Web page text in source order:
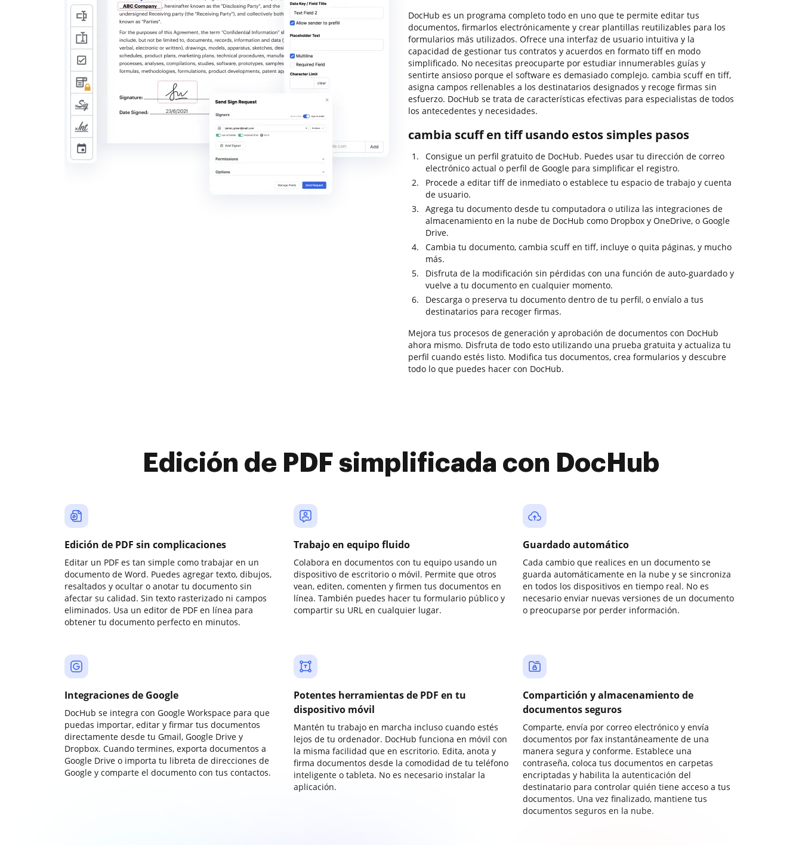
DocHub es un programa completo todo en uno que te permite editar tus
documentos, firmarlos electrónicamente y crear plantillas reutilizables para los
formularios más utilizados. Ofrece una interfaz de usuario intuitiva y la
capacidad de gestionar tus contratos y acuerdos en formato tiff en modo
simplificado. No necesitas preocuparte por estudiar innumerables guías y
sentirte ansioso porque el software es demasiado complejo. cambia scuff en tiff,
asigna campos rellenables a los destinatarios designados y recoge firmas sin
esfuerzo. DocHub se trata de características efectivas para especialistas de todos
los antecedentes y necesidades.
cambia scuff en tiff usando estos simples pasos
Consigue un perfil gratuito de DocHub. Puedes usar tu dirección de correo
electrónico actual o perfil de Google para simplificar el registro.
Procede a editar tiff de inmediato o establece tu espacio de trabajo y cuenta
de usuario.
Agrega tu documento desde tu computadora o utiliza las integraciones de
almacenamiento en la nube de DocHub como Dropbox y OneDrive, o Google
Drive.
Cambia tu documento, cambia scuff en tiff, incluye o quita páginas, y mucho
más.
Disfruta de la modificación sin pérdidas con una función de auto-guardado y
vuelve a tu documento en cualquier momento.
Descarga o preserva tu documento dentro de tu perfil, o envíalo a tus
destinatarios para recoger firmas.
Mejora tus procesos de generación y aprobación de documentos con DocHub
ahora mismo. Disfruta de todo esto utilizando una prueba gratuita y actualiza tu
perfil cuando estés listo. Modifica tus documentos, crea formularios y descubre
todo lo que puedes hacer con DocHub.
Edición de PDF simplificada con DocHub
Edición de PDF sin complicaciones
Editar un PDF es tan simple como trabajar en un
documento de Word. Puedes agregar texto, dibujos,
resaltados y ocultar o anotar tu documento sin
afectar su calidad. Sin texto rasterizado ni campos
eliminados. Usa un editor de PDF en línea para
obtener tu documento perfecto en minutos.
Trabajo en equipo fluido
Colabora en documentos con tu equipo usando un
dispositivo de escritorio o móvil. Permite que otros
vean, editen, comenten y firmen tus documentos en
línea. También puedes hacer tu formulario público y
compartir su URL en cualquier lugar.
Guardado automático
Cada cambio que realices en un documento se
guarda automáticamente en la nube y se sincroniza
en todos los dispositivos en tiempo real. No es
necesario enviar nuevas versiones de un documento
o preocuparse por perder información.
Integraciones de Google
DocHub se integra con Google Workspace para que
puedas importar, editar y firmar tus documentos
directamente desde tu Gmail, Google Drive y
Dropbox. Cuando termines, exporta documentos a
Google Drive o importa tu libreta de direcciones de
Google y comparte el documento con tus contactos.
Potentes herramientas de PDF en tu
dispositivo móvil
Mantén tu trabajo en marcha incluso cuando estés
lejos de tu ordenador. DocHub funciona en móvil con
la misma facilidad que en escritorio. Edita, anota y
firma documentos desde la comodidad de tu teléfono
inteligente o tableta. No es necesario instalar la
aplicación.
Compartición y almacenamiento de
documentos seguros
Comparte, envía por correo electrónico y envía
documentos por fax instantáneamente de una
manera segura y conforme. Establece una
contraseña, coloca tus documentos en carpetas
encriptadas y habilita la autenticación del
destinatario para controlar quién tiene acceso a tus
documentos. Una vez finalizado, mantiene tus
documentos seguros en la nube.